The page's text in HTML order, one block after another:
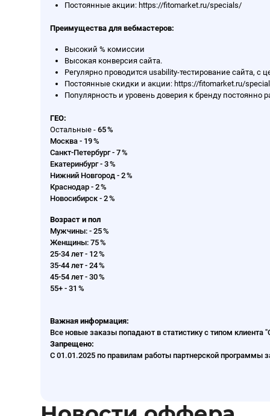
Постоянные акции: https://fitomarket.ru/specials/
Преимущества для вебмастеров:
Высокий % комиссии
Высокая конверсия сайта.
Регулярно проводится usability-тестирование сайта, с
Постоянные скидки и акции: https://fitomarket.ru/
Популярность и уровень доверия к бренду постоянно
ГЕО:
Остальные - 65 %
Москва - 19 %
Санкт-Петербург - 7 %
Екатеринбург - 3 %
Нижний Новгород - 2 %
Краснодар - 2 %
Новосибирск - 2 %
Возраст и пол
Мужчины: - 25 %
Женщины: 75 %
25-34 лет - 12 %
35-44 лет - 24 %
45-54 лет - 30 %
55+ - 31 %
Важная информация:
Все новые заказы попадают в статистику с типом клиента
Запрещено:
С 01.01.2025 по правилам работы партнерской